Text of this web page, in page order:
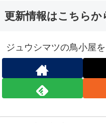
更新情報はこちらか
ジュウシマツの鳥小屋